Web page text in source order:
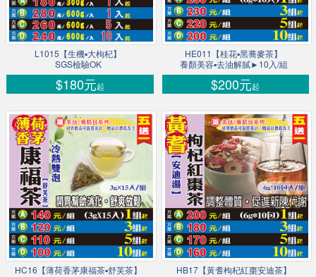
L1015【生機▪大枸杞】
SGS檢驗OK
$180元起
HE011【桂花▪黑蕎麥茶】
養顏美容▪去油解膩►10入/組
$200元起
HC16【薄荷香茅康福茶▪舒芙茶】
HB17【黃耆枸杞紅棗安迪茶】